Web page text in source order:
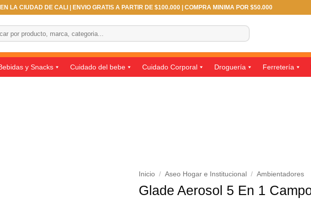
LA CIUDAD DE CALI | ENVIO GRATIS A PARTIR DE $100.000 | COMPRA MINIMA POR $50.000
y Snacks Cuidado del bebe Cuidado Corporal Droguería Ferretería
Inicio / Aseo Hogar e Institucional / Ambientadores
Glade Aerosol 5 En 1